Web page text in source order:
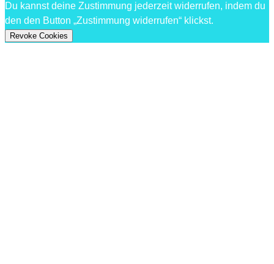
Du kannst deine Zustimmung jederzeit widerrufen, indem du
den den Button „Zustimmung widerrufen“ klickst.
Revoke Cookies